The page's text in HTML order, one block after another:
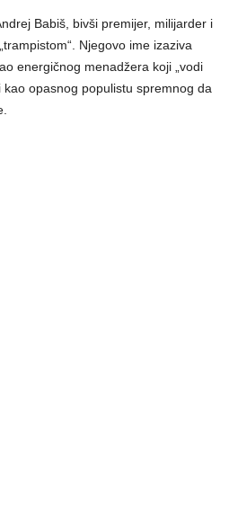
Babiš, bivši premijer, milijarder i
Njegovo ime izaziva
energičnog menadžera koji „vodi
opasnog populistu spremnog da